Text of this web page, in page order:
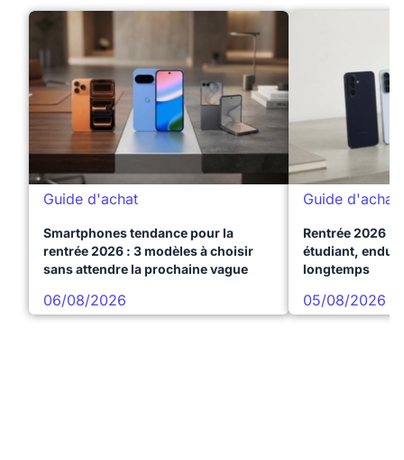
Guide d'achat
Smartphones tendance pour la
rentrée 2026 : 3 modèles à choisir
sans attendre la prochaine vague
06/08/2026
Guide d'achat
Rentrée 2026 :
étudiant,
longtemps
05/08/2026